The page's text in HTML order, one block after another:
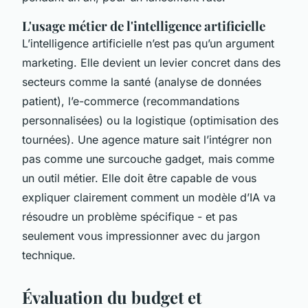
L'usage métier de l'intelligence artificielle
L’intelligence artificielle n’est pas qu’un argument
marketing. Elle devient un levier concret dans des
secteurs comme la santé (analyse de données
patient), l’e-commerce (recommandations
personnalisées) ou la logistique (optimisation des
tournées). Une agence mature sait l’intégrer non
pas comme une surcouche gadget, mais comme
un outil métier. Elle doit être capable de vous
expliquer clairement comment un modèle d’IA va
résoudre un problème spécifique - et pas
seulement vous impressionner avec du jargon
technique.
Évaluation du budget et